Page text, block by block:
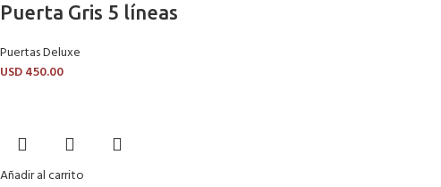
Puerta Gris 5 líneas
Puertas Deluxe
USD450.00
Añadir al carrito